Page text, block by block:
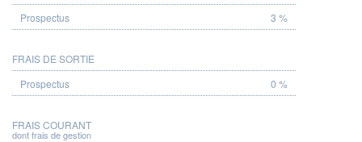
3 %
FRAIS DE SORTIE
0 %
FRAIS COURANT
dont frais de gestion